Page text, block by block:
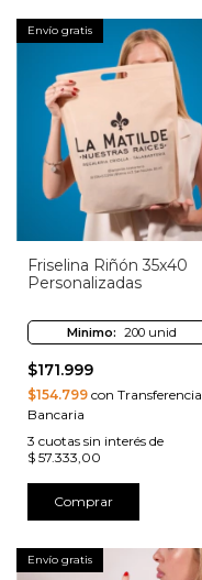
Envío gratis
Friselina Riñón 35x40
Personalizadas
Minimo: 200 unid
$171.999
$154.799 con Transferencia
Bancaria
3 cuotas sin interés de
$ 57.333,00
Comprar
Envío gratis